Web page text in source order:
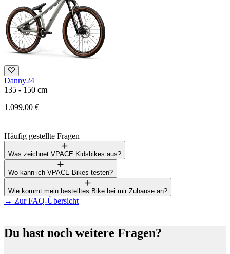
Danny24
135 - 150 cm
1.099,00 €
Häufig gestellte Fragen
Was zeichnet VPACE Kidsbikes aus?
Wo kann ich VPACE Bikes testen?
Wie kommt mein bestelltes Bike bei mir Zuhause an?
→ Zur FAQ-Übersicht
Du hast noch weitere Fragen?